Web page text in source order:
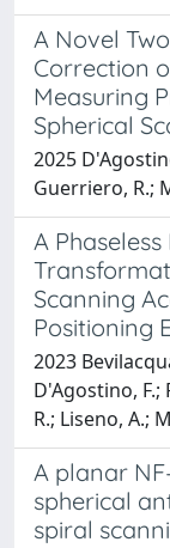
A Novel
Correction
Measuring
Spherical
2025
Guerriero, R.;
A
Scanning
Positioning
2023
D'Agostino, F.;
R.; Liseno, A.;
A planar
spherical
spiral